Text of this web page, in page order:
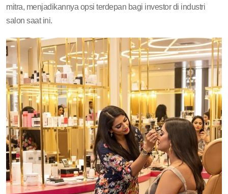
mitra, menjadikannya opsi terdepan bagi investor di industri
salon saat ini.